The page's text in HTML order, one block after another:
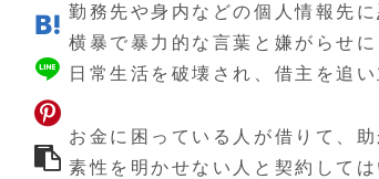
勤務先や身内などの個人情報先に
横暴で暴力的な言葉と嫌がらせ
日常生活を破壊され、借主を追
お金に困っている人が借りて、
素性を明かせない人と契約しては